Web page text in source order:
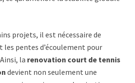
projets, il est nécessaire de
pentes d’écoulement pour
la renovation court de tennis
devient non seulement une